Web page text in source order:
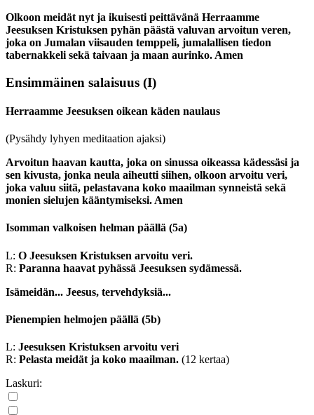
Olkoon meidät nyt ja ikuisesti peittävänä Herraamme
Jeesuksen Kristuksen pyhän päästä valuvan arvoitun veren,
joka on Jumalan viisauden temppeli, jumalallisen tiedon
tabernakkeli sekä taivaan ja maan aurinko. Amen
Ensimmäinen salaisuus (I)
Herraamme Jeesuksen oikean käden naulaus
(Pysähdy lyhyen meditaation ajaksi)
Arvoitun haavan kautta, joka on sinussa oikeassa kädessäsi ja
sen kivusta, jonka neula aiheutti siihen, olkoon arvoitu veri,
joka valuu siitä, pelastavana koko maailman synneistä sekä
monien sielujen kääntymiseksi. Amen
Isomman valkoisen helman päällä (5a)
L: O Jeesuksen Kristuksen arvoitu veri.
R: Paranna haavat pyhässä Jeesuksen sydämessä.
Isämeidän... Jeesus, tervehdyksiä...
Pienempien helmojen päällä (5b)
L: Jeesuksen Kristuksen arvoitu veri
R: Pelasta meidät ja koko maailman. (12 kertaa)
Laskuri: